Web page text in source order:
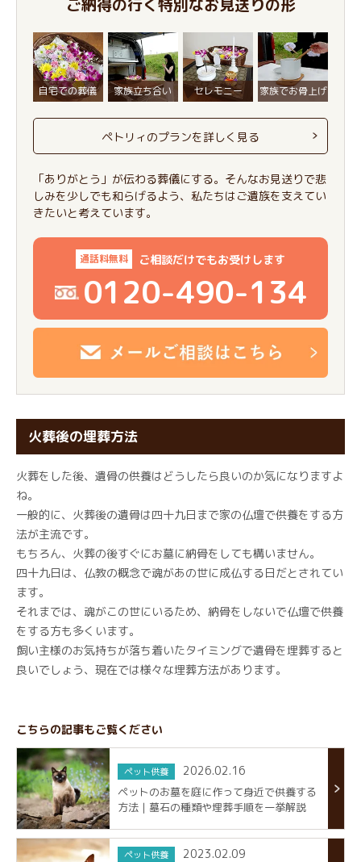
ご納得の行く特別なお見送りの形
「ありがとう」が伝わる葬儀にする。そんなお見送りで悲
しみを少しでも和らげるよう、私たちはご遺族を支えてい
きたいと考えています。
ペトリィのプランを詳しく見る
自宅での葬儀 家族立ち合い セレモニー 家族でお骨上げ
通話料無料 ご相談だけでもお受けします
0120-490-134
火葬後の埋葬方法
火葬をした後、遺骨の供養はどうしたら良いのか気になりますよ
ね。
一般的に、火葬後の遺骨は四十九日まで家の仏壇で供養をする方
法が主流です。
もちろん、火葬の後すぐにお墓に納骨をしても構いません。
四十九日は、仏教の概念で魂があの世に成仏する日だとされてい
ます。
それまでは、魂がこの世にいるため、納骨をしないで仏壇で供養
をする方も多くいます。
飼い主様のお気持ちが落ち着いたタイミングで遺骨を埋葬すると
良いでしょう、現在では様々な埋葬方法があります。
こちらの記事もご覧ください
ペット供養 2026.02.16
ペットのお墓を庭に作って身近で供養する
方法｜墓石の種類や埋葬手順を一挙解説
ペット供養 2023.02.09